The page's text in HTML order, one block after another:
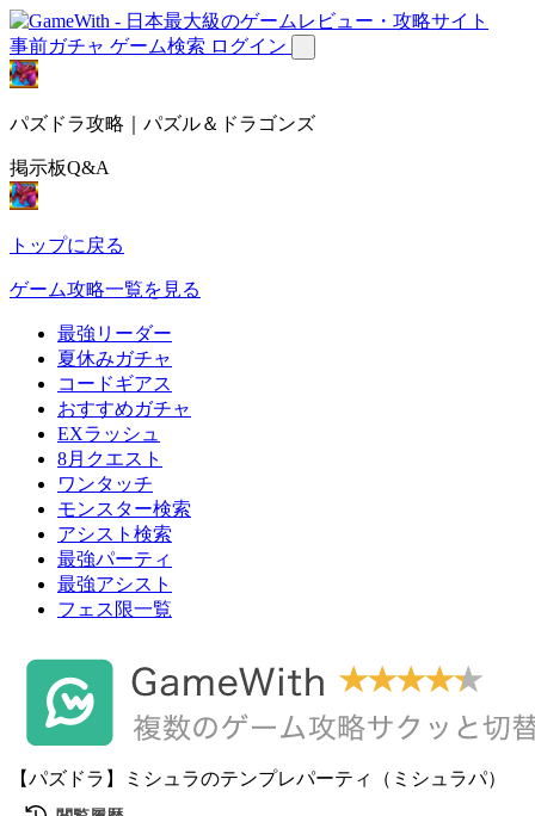
事前ガチャ ゲーム検索 ログイン
パズドラ攻略｜パズル＆ドラゴンズ
掲示板Q&A
トップに戻る
ゲーム攻略一覧を見る
最強リーダー
夏休みガチャ
コードギアス
おすすめガチャ
EXラッシュ
8月クエスト
ワンタッチ
モンスター検索
アシスト検索
最強パーティ
最強アシスト
フェス限一覧
【パズドラ】ミシュラのテンプレパーティ（ミシュラパ）